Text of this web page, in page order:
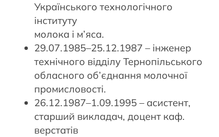
Українського технологічного
інституту
молока і м’яса.
29.07.1985–25.12.1987 – інженер
технічного відділу Тернопільського
обласного об’єднання молочної
промисловості.
26.12.1987–1.09.1995 – асистент,
старший викладач, доцент каф.
верстатів